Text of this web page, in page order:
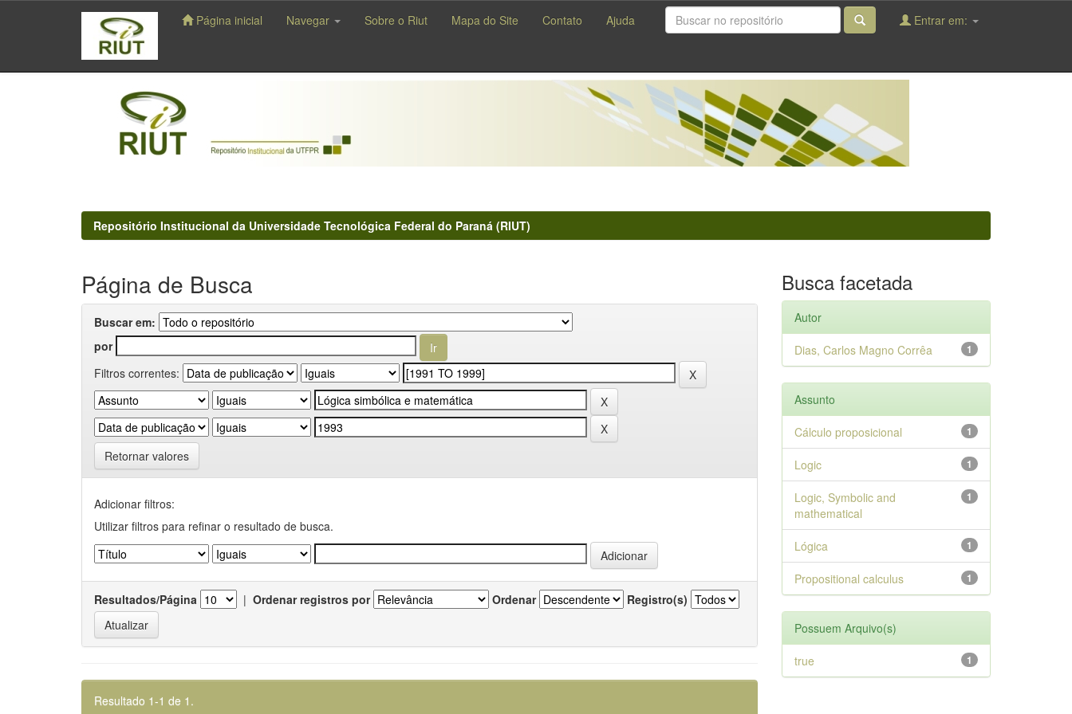
navigation
Página inicial Navegar Sobre o Riut Mapa do Site Contato Ajuda Entrar em:
Repositório Institucional da Universidade Tecnológica Federal do Paraná (RIUT)
Página de Busca
Buscar em:
por
Filtros correntes:
Retornar valores
Adicionar filtros:
Utilizar filtros para refinar o resultado de busca.
Resultados/Página | Ordenar registros por Ordenar Registro(s)
Resultado 1-1 de 1.
Busca facetada
Autor
1
Dias, Carlos Magno Corrêa
Assunto
1
Cálculo proposicional
1
Logic
1
Logic, Symbolic and
mathematical
1
Lógica
1
Propositional calculus
Possuem Arquivo(s)
1
true